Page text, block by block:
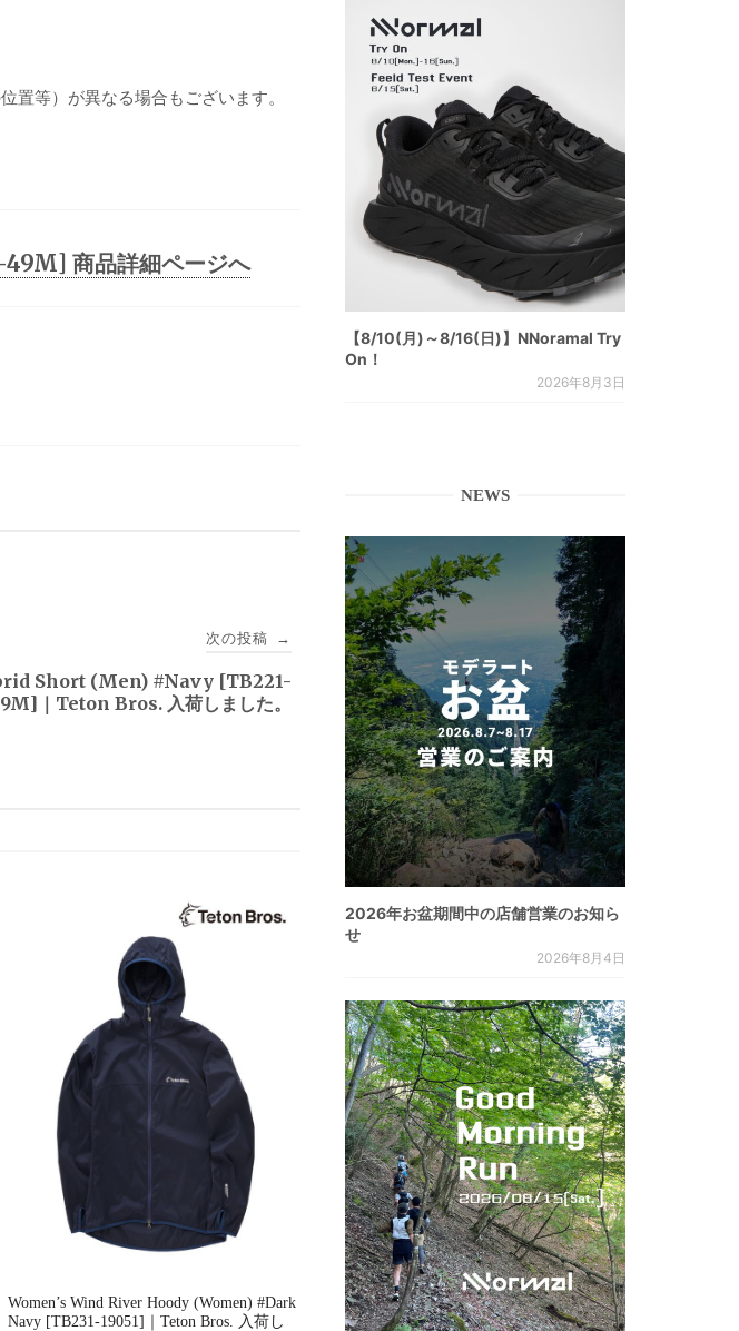
置等）が異なる場合もございます。
商品詳細ページへ
次の投稿 →
Short (Men) #Navy [TB221-
｜Teton Bros. 入荷しました。
Women’s Wind River Hoody (Women) #Dark
Navy [TB231-19051]｜Teton Bros. 入荷し
【8/10(月)～8/16(日)】NNoramal Try
On！
2026年8月3日
NEWS
2026年お盆期間中の店舗営業のお知ら
せ
2026年8月4日